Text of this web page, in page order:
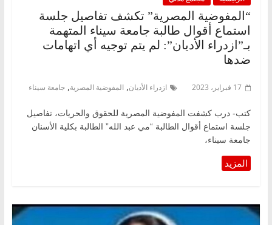
“المفوضية المصرية” تكشف تفاصيل جلسة
استماع أقوال طالبة جامعة سيناء المتهمة
بـ”ازدراء الأديان”: لم يتم توجيه أي اتهامات
ضدها
17 فبراير، 2023 ازدراء الأديان, المفوضية المصرية, جامعة سيناء
كتب- درب كشفت المفوضية المصرية للحقوق والحريات، تفاصيل
جلسة استماع أقوال الطالبة “مي عبد الله” الطالبة بكلية الأسنان
جامعة سيناء،